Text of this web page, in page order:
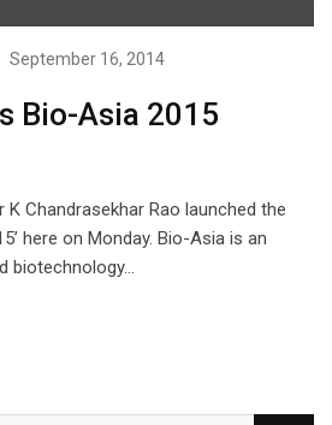
September 16, 2014
Bio-Asia 2015
Chandrasekhar Rao launched the
here on Monday. Bio-Asia is an
biotechnology…